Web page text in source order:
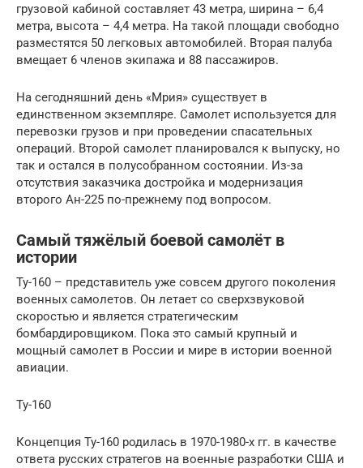
грузовой кабиной составляет 43 метра, ширина – 6,4
метра, высота – 4,4 метра. На такой площади свободно
разместятся 50 легковых автомобилей. Вторая палуба
вмещает 6 членов экипажа и 88 пассажиров.
На сегодняшний день «Мрия» существует в
единственном экземпляре. Самолет используется для
перевозки грузов и при проведении спасательных
операций. Второй самолет планировался к выпуску, но
так и остался в полусобранном состоянии. Из-за
отсутствия заказчика достройка и модернизация
второго Ан-225 по-прежнему под вопросом.
Самый тяжёлый боевой самолёт в
истории
Ту-160 – представитель уже совсем другого поколения
военных самолетов. Он летает со сверхзвуковой
скоростью и является стратегическим
бомбардировщиком. Пока это самый крупный и
мощный самолет в России и мире в истории военной
авиации.
Ту-160
Концепция Ту-160 родилась в 1970-1980-х гг. в качестве
ответа русских стратегов на военные разработки США и